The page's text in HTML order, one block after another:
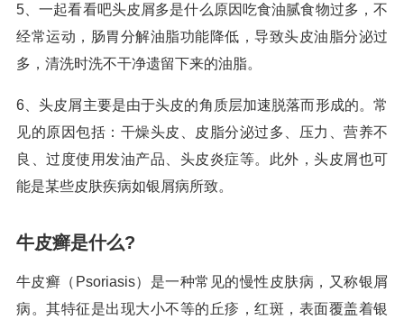
5、一起看看吧头皮屑多是什么原因吃食油腻食物过多，不
经常运动，肠胃分解油脂功能降低，导致头皮油脂分泌过
多，清洗时洗不干净遗留下来的油脂。
6、头皮屑主要是由于头皮的角质层加速脱落而形成的。常
见的原因包括：干燥头皮、皮脂分泌过多、压力、营养不
良、过度使用发油产品、头皮炎症等。此外，头皮屑也可
能是某些皮肤疾病如银屑病所致。
牛皮癣是什么?
牛皮癣（Psoriasis）是一种常见的慢性皮肤病，又称银屑
病。其特征是出现大小不等的丘疹，红斑，表面覆盖着银